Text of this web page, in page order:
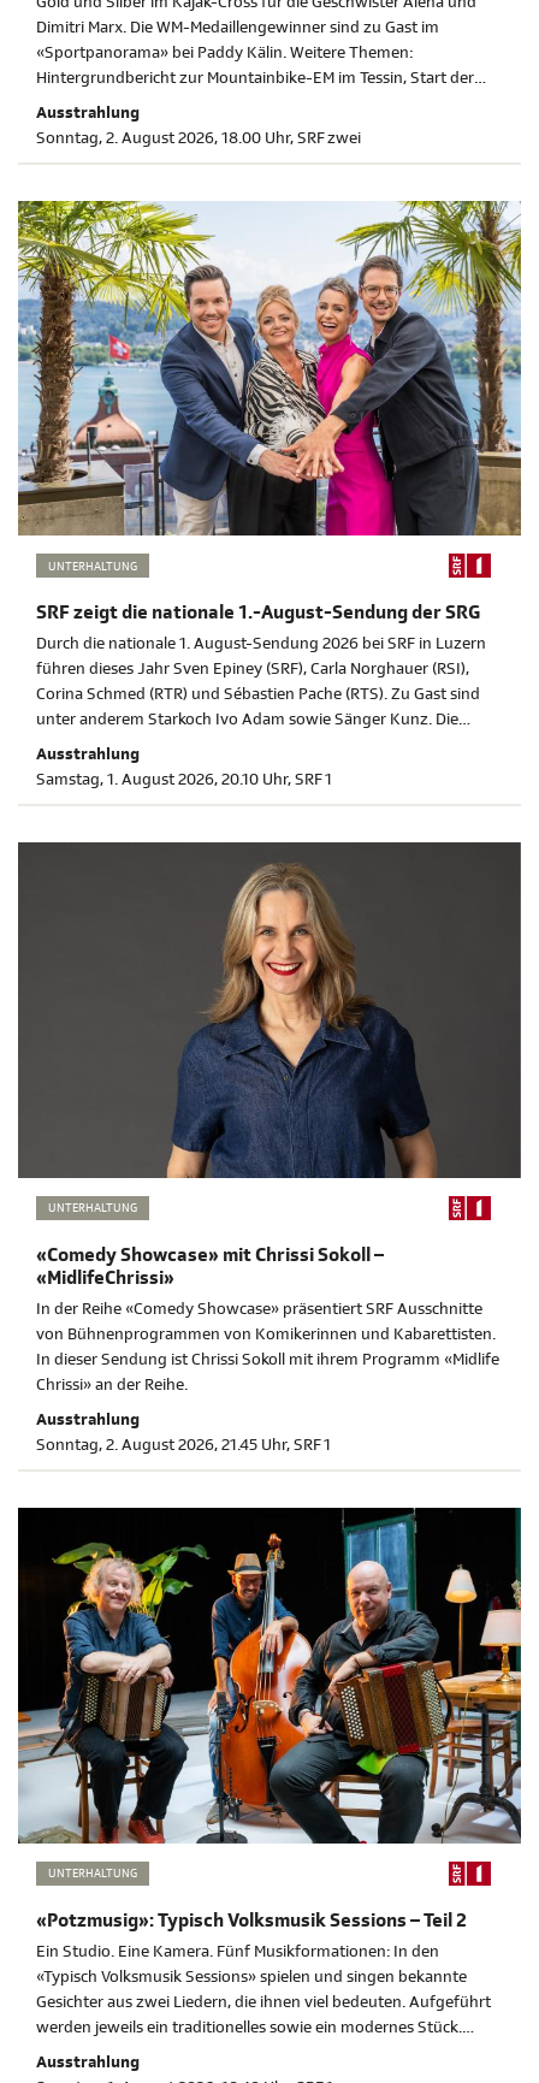
Dimitri Marx. Die WM-Medaillengewinner sind zu Gast im
«Sportpanorama» bei Paddy Kälin. Weitere Themen:
Hintergrundbericht zur Mountainbike-EM im Tessin, Start der
Tour de France Femmes und Mauro Schmid nach der Tour de
France.
Ausstrahlung
Sonntag, 2. August 2026, 18.00 Uhr, SRF zwei
UNTERHALTUNG
SRF zeigt die nationale 1.-August-Sendung der SRG
Durch die nationale 1. August-Sendung 2026 bei SRF in Luzern
führen dieses Jahr Sven Epiney (SRF), Carla Norghauer (RSI),
Corina Schmed (RTR) und Sébastien Pache (RTS). Zu Gast sind
unter anderem Starkoch Ivo Adam sowie Sänger Kunz. Die
nationale 1. August-Sendung wird ab 20.10 Uhr auf SRF 1
übertragen.
Ausstrahlung
Samstag, 1. August 2026, 20.10 Uhr, SRF 1
UNTERHALTUNG
«Comedy Showcase» mit Chrissi Sokoll –
«MidlifeChrissi»
In der Reihe «Comedy Showcase» präsentiert SRF Ausschnitte
von Bühnenprogrammen von Komikerinnen und Kabarettisten.
In dieser Sendung ist Chrissi Sokoll mit ihrem Programm «Midlife
Chrissi» an der Reihe.
Ausstrahlung
Sonntag, 2. August 2026, 21.45 Uhr, SRF 1
UNTERHALTUNG
«Potzmusig»: Typisch Volksmusik Sessions – Teil 2
Ein Studio. Eine Kamera. Fünf Musikformationen: In den
«Typisch Volksmusik Sessions» spielen und singen bekannte
Gesichter aus zwei Liedern, die ihnen viel bedeuten. Aufgeführt
werden jeweils ein traditionelles sowie ein modernes Stück.
Moderiert wird die Sendung von Nicolas Senn.
Ausstrahlung